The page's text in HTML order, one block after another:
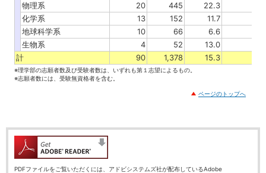
物理系
20 445
22.3
化学系
13 152
11.7
地球科学系
10 66
6.6
生物系
4 52
13.0
計
90 1,378 15.3
※理学部の志願者数及び受験者数は、いずれも第１志望によるもの。
※志願者数には、受験無資格者を含む。
ページのトップへ
PDFファイルをご覧いただくには、アドビシステムズ社が配布しているAdobe